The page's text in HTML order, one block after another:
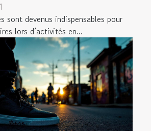
sont devenus indispensables pour
lors d’activités en...